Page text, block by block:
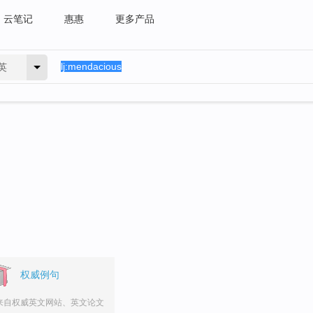
云笔记 惠惠 更多产品
权威例句
自权威英文网站、英文论文